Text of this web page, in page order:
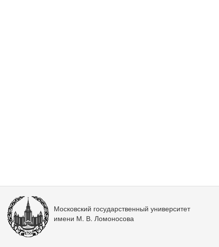
Московский государственный университет
имени М. В. Ломоносова